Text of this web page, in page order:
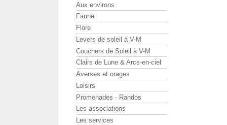
Aux environs
Faune
Flore
Levers de soleil à V-M
Couchers de Soleil à V-M
Clairs de Lune & Arcs-en-ciel
Averses et orages
Loisirs
Promenades - Randos
Les associations
Les services